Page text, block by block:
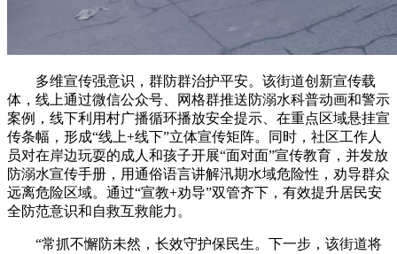
多维宣传强意识，群防群治护平安。该街道创新宣传载
体，线上通过微信公众号、网格群推送防溺水科普动画和警示
案例，线下利用村广播循环播放安全提示、在重点区域悬挂宣
传条幅，形成“线上+线下”立体宣传矩阵。同时，社区工作人
员对在岸边玩耍的成人和孩子开展“面对面”宣传教育，并发放
防溺水宣传手册，用通俗语言讲解汛期水域危险性，劝导群众
远离危险区域。通过“宣教+劝导”双管齐下，有效提升居民安
全防范意识和自救互救能力。
“常抓不懈防未然，长效守护保民生。下一步，该街道将